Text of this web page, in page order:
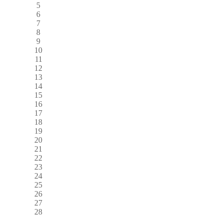
5
6
7
8
9
10
11
12
13
14
15
16
17
18
19
20
21
22
23
24
25
26
27
28